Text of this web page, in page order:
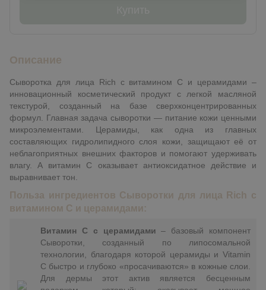
Описание
Сыворотка для лица Rich с витамином C и церамидами –
инновационный косметический продукт с легкой масляной
текстурой, созданный на базе сверхконцентрированных
формул. Главная задача сыворотки — питание кожи ценными
микроэлементами. Церамиды, как одна из главных
составляющих гидролипидного слоя кожи, защищают её от
неблагоприятных внешних факторов и помогают удерживать
влагу. А витамин С оказывает антиоксидатное действие и
выравнивает тон.
Польза ингредиентов Сыворотки для лица Rich с
витамином C и церамидами:
Витамин C с церамидами – базовый компонент
Сыворотки, созданный по липосомальной
технологии, благодаря которой церамиды и Vitamin
C быстро и глубоко «просачиваются» в кожные слои.
Для дермы этот актив является бесценным